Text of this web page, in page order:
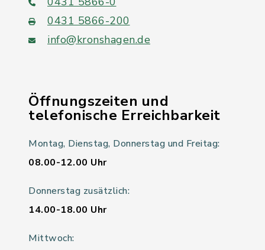
0431 5866-200
info@kronshagen.de
Öffnungszeiten und
telefonische Erreichbarkeit
Montag, Dienstag, Donnerstag und Freitag:
08.00-12.00 Uhr
Donnerstag zusätzlich:
14.00-18.00 Uhr
Mittwoch: